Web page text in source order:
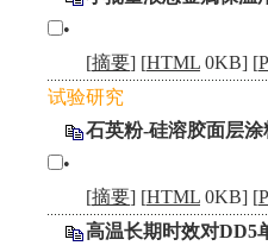
•
[摘要] [HTML 0KB] [
试验研究
石英粉-硅溶胶面层
•
[摘要] [HTML 0KB] [
高温长期时效对DD5